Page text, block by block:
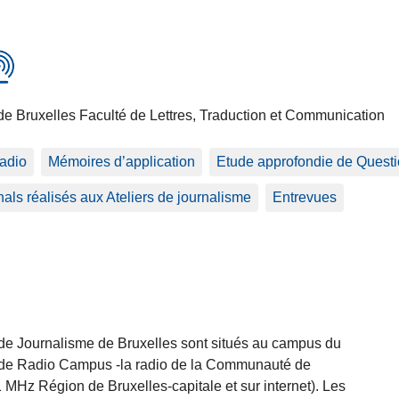
Bruxelles Faculté de Lettres, Traduction et Communication
Mémoires d’application Etude approfondie de
réalisés aux Ateliers de journalisme Entrevues
Journalisme de Bruxelles sont situés au campus du
Radio Campus -la radio de la Communauté de
Région de Bruxelles-capitale et sur internet). Les